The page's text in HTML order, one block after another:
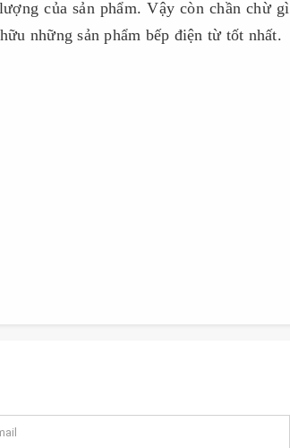
của sản phẩm. Vậy còn chần chừ gì
những sản phẩm bếp điện từ tốt nhất.